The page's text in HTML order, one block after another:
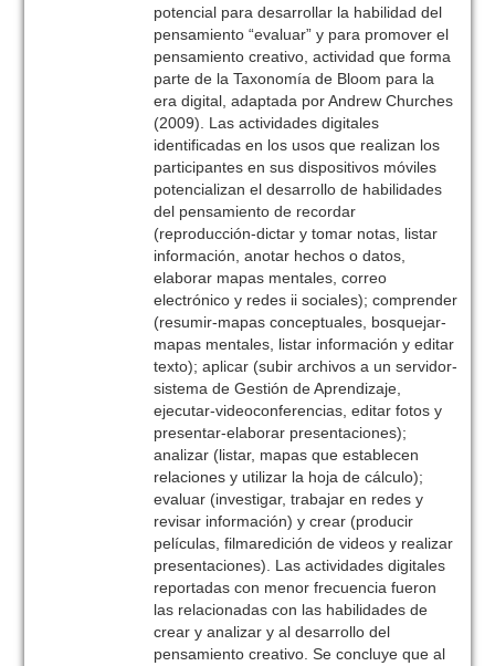
potencial para desarrollar la habilidad del
pensamiento “evaluar” y para promover el
pensamiento creativo, actividad que forma
parte de la Taxonomía de Bloom para la
era digital, adaptada por Andrew Churches
(2009). Las actividades digitales
identificadas en los usos que realizan los
participantes en sus dispositivos móviles
potencializan el desarrollo de habilidades
del pensamiento de recordar
(reproducción-dictar y tomar notas, listar
información, anotar hechos o datos,
elaborar mapas mentales, correo
electrónico y redes ii sociales); comprender
(resumir-mapas conceptuales, bosquejar-
mapas mentales, listar información y editar
texto); aplicar (subir archivos a un servidor-
sistema de Gestión de Aprendizaje,
ejecutar-videoconferencias, editar fotos y
presentar-elaborar presentaciones);
analizar (listar, mapas que establecen
relaciones y utilizar la hoja de cálculo);
evaluar (investigar, trabajar en redes y
revisar información) y crear (producir
películas, filmaredición de videos y realizar
presentaciones). Las actividades digitales
reportadas con menor frecuencia fueron
las relacionadas con las habilidades de
crear y analizar y al desarrollo del
pensamiento creativo. Se concluye que al